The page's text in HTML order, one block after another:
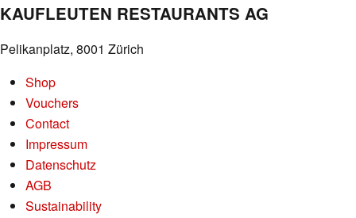
KAUFLEUTEN RESTAURANTS AG
Pelikanplatz, 8001 Zürich
Shop
Vouchers
Contact
Impressum
Datenschutz
AGB
Sustainability